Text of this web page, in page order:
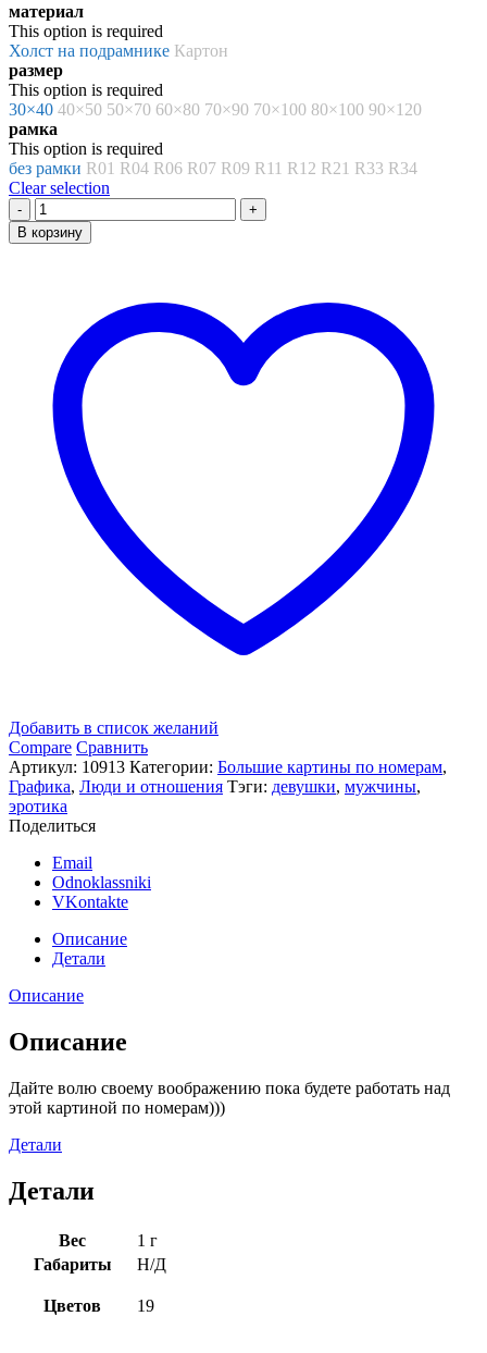
–
7630.00 ₽
материал
This option is required
Холст на подрамнике Картон
размер
This option is required
30×40 40×50 50×70 60×80 70×90 70×100 80×100 90×120
рамка
This option is required
без рамки R01 R04 R06 R07 R09 R11 R12 R21 R33 R34
Clear selection
Количество
товара
Картина
стеклом»
В корзину
Добавить в список желаний
Compare Сравнить
Артикул: 10913 Категории: Большие картины по номерам,
Графика, Люди и отношения Тэги: девушки, мужчины,
эротика
Поделиться
Email
Odnoklassniki
VKontakte
Описание
Детали
Описание
Описание
Дайте волю своему воображению пока будете работать над
этой картиной по номерам)))
Детали
Детали
Вес
1 г
Габариты
Н/Д
Цветов 19